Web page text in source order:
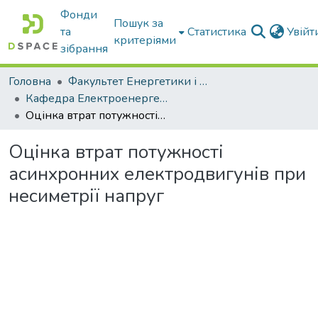
Фонди
та
зібрання
Пошук за
критеріями
Статистика
Головна
Факультет Енергетики і комп'ютерних технологій
Кафедра Електроенергетики і електротехнологій
Оцінка втрат потужності асинхронних електродвигунів при несиметрії напруг
Оцінка втрат потужності
асинхронних електродвигунів при
несиметрії напруг